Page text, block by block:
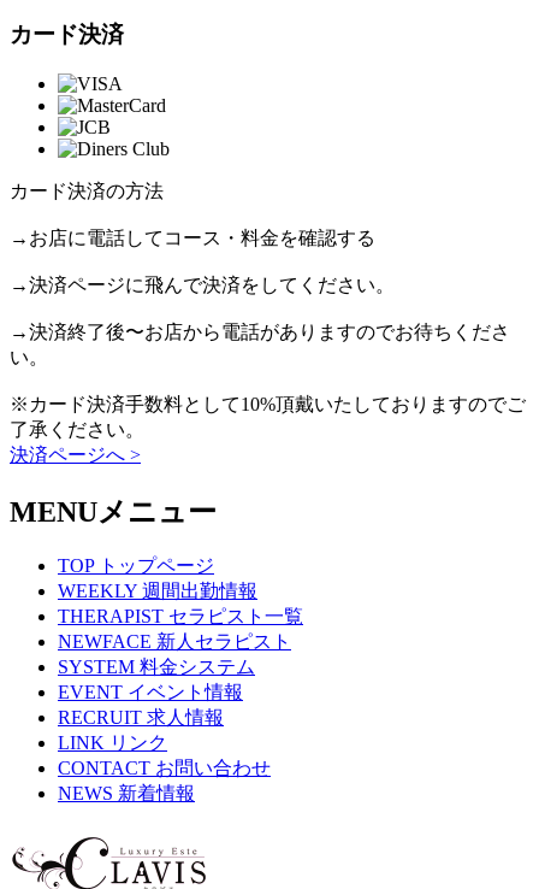
カード決済
カード決済の方法
→お店に電話してコース・料金を確認する
→決済ページに飛んで決済をしてください。
→決済終了後〜お店から電話がありますのでお待ちくださ
い。
※カード決済手数料として10%頂戴いたしておりますのでご
了承ください。
決済ページへ >
MENUメニュー
TOP
トップページ
WEEKLY 週間出勤情報
THERAPIST セラピスト一覧
NEWFACE 新人セラピスト
SYSTEM 料金システム
EVENT イベント情報
RECRUIT 求人情報
LINK リンク
CONTACT お問い合わせ
NEWS 新着情報